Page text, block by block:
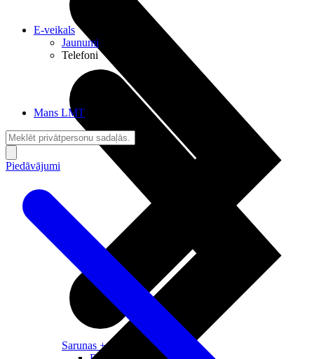
Sarunas + Internets
E-veikals
Jaunumi
Telefoni
Mans LMT
Piedāvājumi